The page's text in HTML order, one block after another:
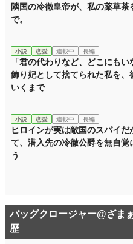
隣国の冷徹皇帝が、私の薬草
で。
小説 恋愛 連載中 長編
「君の代わりなど、どこにも
飾り妃として捨てられた私を
いくまで
小説 恋愛 連載中 長編
ヒロインが実は敵国のスパイ
て、潜入先の冷徹公爵を無自覚
う
バッグクロージャー@ざま
歴